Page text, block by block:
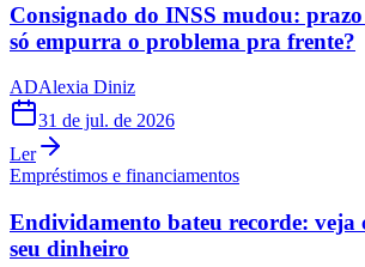
Consignado do INSS mudou:
só empurra o problema pra frente?
ADAlexia Diniz
31 de jul. de 2026
Ler
Empréstimos e financiamentos
Endividamento bateu recorde: veja
seu dinheiro